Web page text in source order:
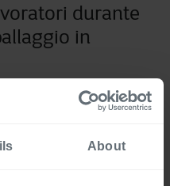
About
durante
in
Managementregistrerà
tracciabilità di chi
e quando. Questa